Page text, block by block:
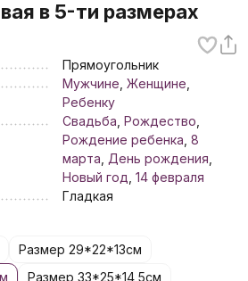
в 5-ти размерах
Прямоугольник
Мужчине Женщине
Ребенку
Свадьба Рождество
Рождение ребенка 8
марта День рождения
Новый год 14 февраля
Гладкая
Размер 29*22*13см
Размер 33*25*14,5см